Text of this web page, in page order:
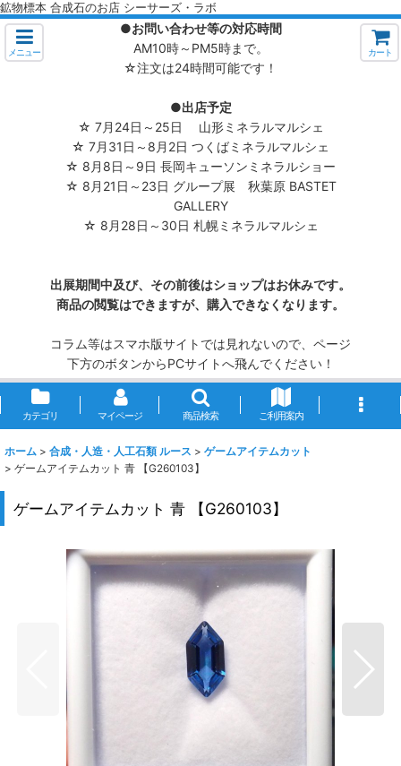
鉱物標本 合成石のお店 シーサーズ・ラボ
メニュー
●お問い合わせ等の対応時間
AM10時～PM5時まで。
☆注文は24時間可能です！
●出店予定
☆ 7月24日～25日 山形ミネラルマルシェ
☆ 7月31日～8月2日 つくばミネラルマルシェ
☆ 8月8日～9日 長岡キューソンミネラルショー
☆ 8月21日～23日 グループ展 秋葉原 BASTET
GALLERY
☆ 8月28日～30日 札幌ミネラルマルシェ
出展期間中及び、その前後はショップはお休みです。
商品の閲覧はできますが、購入できなくなります。
コラム等はスマホ版サイトでは見れないので、ページ
下方のボタンからPCサイトへ飛んでください！
カート
カテゴリ マイページ 商品検索 ご利用案内
ホーム > 合成・人造・人工石類 ルース > ゲームアイテムカット
> ゲームアイテムカット 青 【G260103】
ゲームアイテムカット 青 【G260103】